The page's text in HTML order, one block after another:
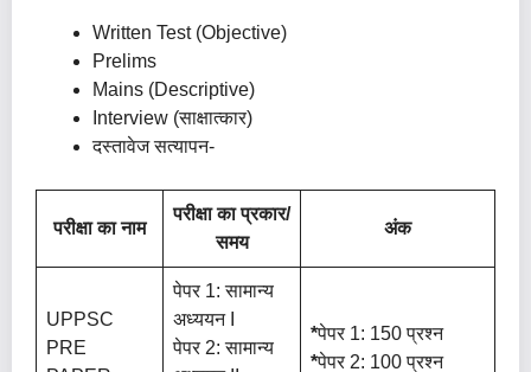
Written Test (Objective)
Prelims
Mains (descriptive)
Interview (साक्षात्कार)
दस्तावेज सत्यापन-
परीक्षा का नाम
परीक्षा का प्रकार/
समय
अंक
UPPSC
PRE
पेपर 1: सामान्य
अध्ययन I
पेपर 2: सामान्य
*पेपर 1: 150 प्रश्न
*पेपर 2: 100 प्रश्न